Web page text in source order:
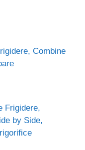
Combine
Frigidere,
by Side,